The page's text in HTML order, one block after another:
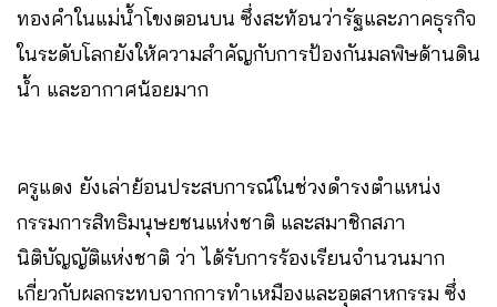
ทองคำในแม่น้ำโขงตอนบน ซึ่งสะท้อนว่ารัฐและภาคธุรกิจ
ในระดับโลกยังให้ความสำคัญกับการป้องกันมลพิษด้านดิน
น้ำ และอากาศน้อยมาก
ครูแดง ยังเล่าย้อนประสบการณ์ในช่วงดำรงตำแหน่ง
กรรมการสิทธิมนุษยชนแห่งชาติ และสมาชิกสภา
นิติบัญญัติแห่งชาติ ว่า ได้รับการร้องเรียนจำนวนมาก
เกี่ยวกับผลกระทบจากการทำเหมืองและอุตสาหกรรม ซึ่ง